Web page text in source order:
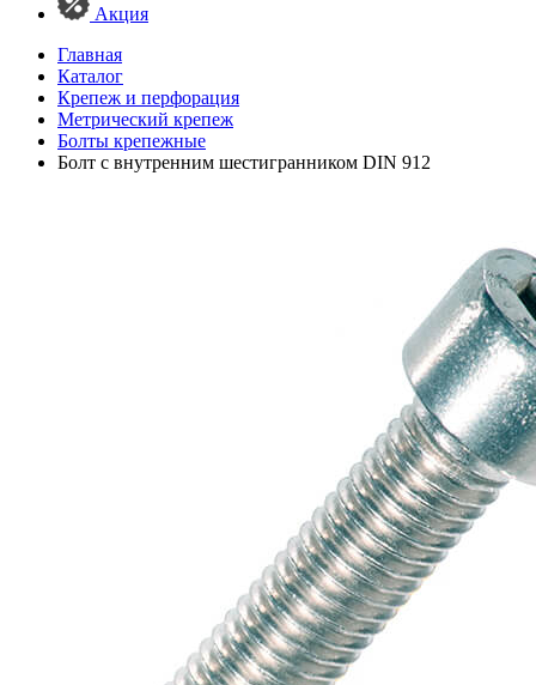
Акция
Главная
Каталог
Крепеж и перфорация
Метрический крепеж
Болты крепежные
Болт с внутренним шестигранником DIN 912